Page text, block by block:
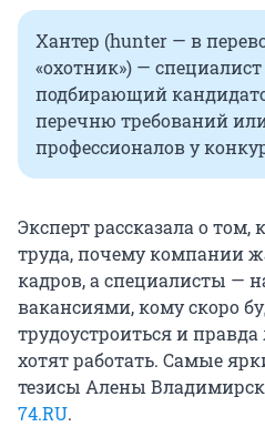
Хантер (hunter — в
«охотник») —
подбирающий
перечню требований
профессионалов у
Эксперт рассказала о
труда, почему компании
кадров, а специалисты —
вакансиями, кому скоро
трудоустроиться и
хотят работать. Самые
тезисы Алены
74.RU.